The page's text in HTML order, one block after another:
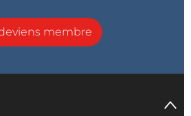
membre